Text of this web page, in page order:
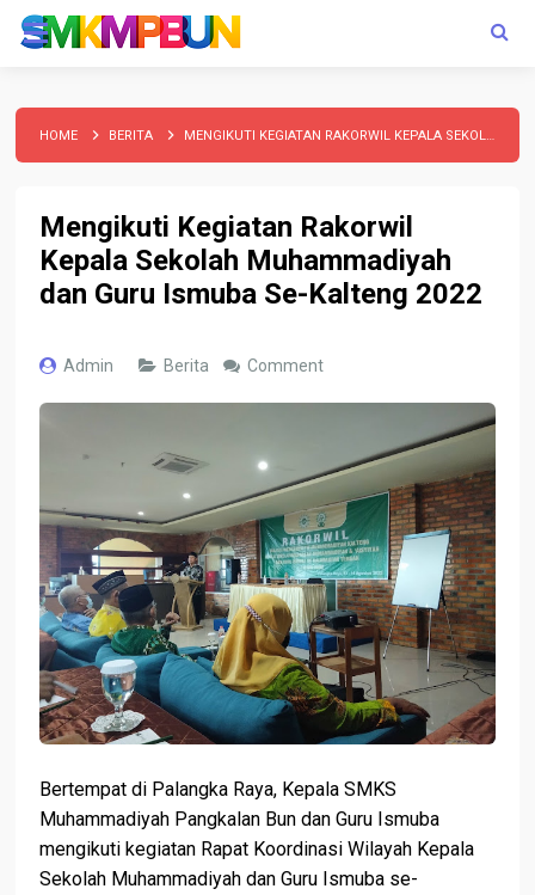
HOME BERITA MENGIKUTI KEGIATAN RAKORWIL KEPALA SEKOLAH MUHAMMADIYAH DAN GURU ISMUBA SE-KALTENG 2022
Mengikuti Kegiatan Rakorwil
Kepala Sekolah Muhammadiyah
dan Guru Ismuba Se-Kalteng 2022
Admin Berita Comment
Bertempat di Palangka Raya, Kepala SMKS
Muhammadiyah Pangkalan Bun dan Guru Ismuba
mengikuti kegiatan Rapat Koordinasi Wilayah Kepala
Sekolah Muhammadiyah dan Guru Ismuba se-